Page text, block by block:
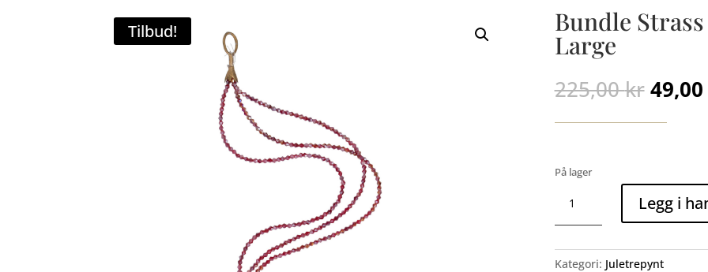
Tilbud! Bundle
Large
225,00kr
pris
var:
49,00
På lager
Strass
Pearl
Red
Legg i
Kategori: Juletrepynt